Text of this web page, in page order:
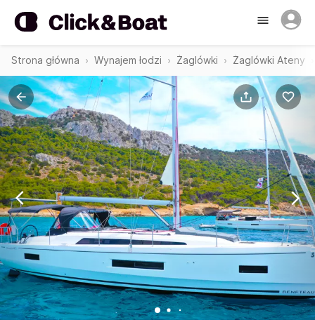
Strona główna Wynajem łodzi Żaglówki Żaglówki Ateny